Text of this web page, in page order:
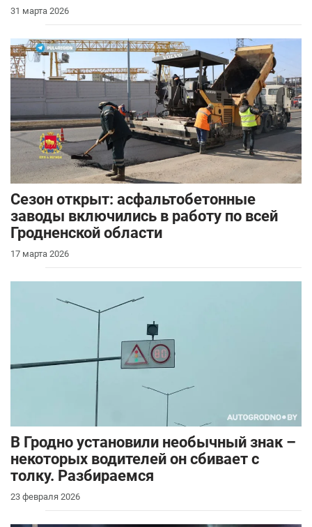
31 марта 2026
Сезон открыт: асфальтобетонные
заводы включились в работу по всей
Гродненской области
17 марта 2026
В Гродно установили необычный знак –
некоторых водителей он сбивает с
толку. Разбираемся
23 февраля 2026